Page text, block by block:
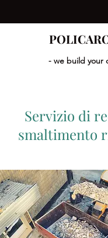
- we build your
Servizio di
smaltimento